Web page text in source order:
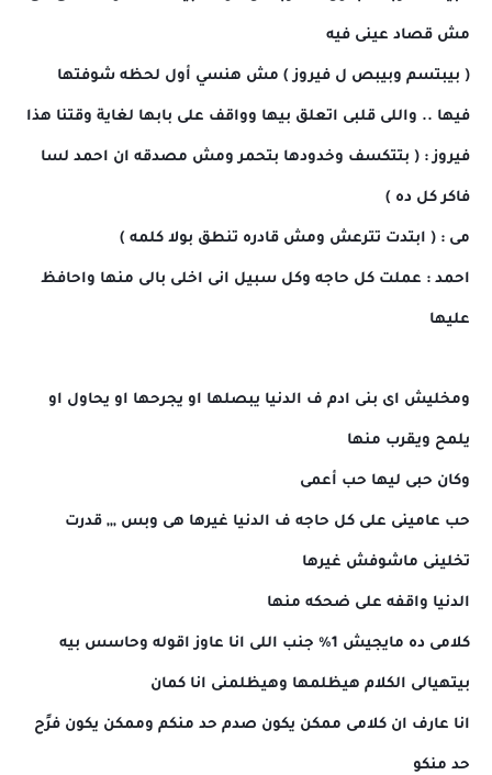
مش قصاد عينى فيه
( بيبتسم وبيبص ل فيروز ) مش هنسي أول لحظه شوفتها
فيها .. واللى قلبى اتعلق بيها وواقف على بابها لغاية وقتنا هذا
فيروز : ( بتتكسف وخدودها بتحمر ومش مصدقه ان احمد لسا
فاكر كل ده )
مى : ( ابتدت تترعش ومش قادره تنطق بولا كلمه )
احمد : عملت كل حاجه وكل سبيل انى اخلى بالى منها واحافظ
عليها
ومخليش اى بنى ادم ف الدنيا يبصلها او يجرحها او يحاول او
يلمح ويقرب منها
وكان حبى ليها حب أعمى
حب عامينى على كل حاجه ف الدنيا غيرها هى وبس ,,, قدرت
تخلينى ماشوفش غيرها
الدنيا واقفه على ضحكه منها
كلامى ده مايجيش 1% جنب اللى انا عاوز اقوله وحاسس بيه
بيتهيالى الكلام هيظلمها وهيظلمنى انا كمان
انا عارف ان كلامى ممكن يكون صدم حد منكم وممكن يكون فرًح
حد منكو